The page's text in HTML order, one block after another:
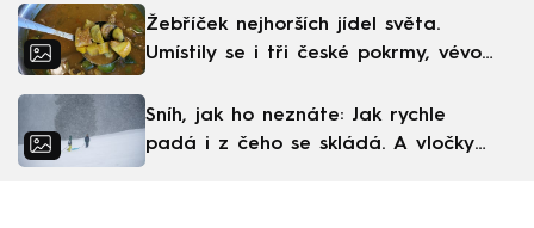
Žebříček nejhorších jídel světa.
Umístily se i tři české pokrmy, vévodí
Sníh, jak ho neznáte: Jak rychle
padá i z čeho se skládá. A vločky